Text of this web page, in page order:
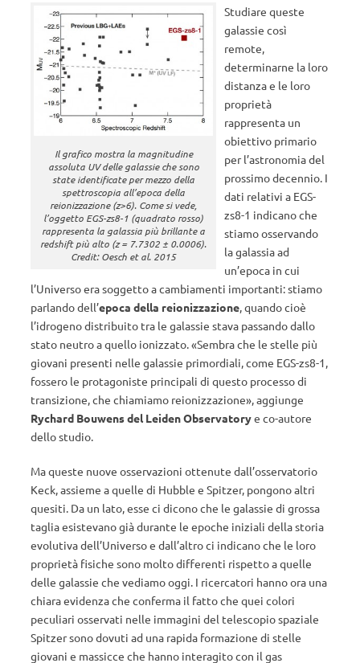
Il grafico mostra la magnitudine
assoluta UV delle galassie che sono
state identificate per mezzo della
spettroscopia all’epoca della
reionizzazione (z>6). Come si vede,
l’oggetto EGS-zs8-1 (quadrato rosso)
rappresenta la galassia più brillante a
redshift più alto (z = 7.7302 ± 0.0006).
Credit: Oesch et al. 2015
Studiare queste
galassie così
remote,
determinarne la loro
distanza e le loro
proprietà
rappresenta un
obiettivo primario
per l’astronomia del
prossimo decennio. I
dati relativi a EGS-
zs8-1 indicano che
stiamo osservando
la galassia ad
un’epoca in cui
l’Universo era soggetto a cambiamenti importanti: stiamo
parlando dell’epoca della reionizzazione, quando cioè
l’idrogeno distribuito tra le galassie stava passando dallo
stato neutro a quello ionizzato. «Sembra che le stelle più
giovani presenti nelle galassie primordiali, come EGS-zs8-1,
fossero le protagoniste principali di questo processo di
transizione, che chiamiamo reionizzazione», aggiunge
Rychard Bouwens del Leiden Observatorye co-autore
dello studio.
Ma queste nuove osservazioni ottenute dall’osservatorio
Keck, assieme a quelle di Hubble e Spitzer, pongono altri
quesiti. Da un lato, esse ci dicono che le galassie di grossa
taglia esistevano già durante le epoche iniziali della storia
evolutiva dell’Universo e dall’altro ci indicano che le loro
proprietà fisiche sono molto differenti rispetto a quelle
delle galassie che vediamo oggi. I ricercatori hanno ora una
chiara evidenza che conferma il fatto che quei colori
peculiari osservati nelle immagini del telescopio spaziale
Spitzer sono dovuti ad una rapida formazione di stelle
giovani e massicce che hanno interagito con il gas